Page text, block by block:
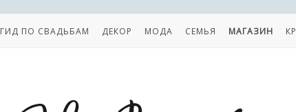
ГИД ПО СВАДЬБАМ ДЕКОР МОДА СЕМЬЯ МАГАЗИН